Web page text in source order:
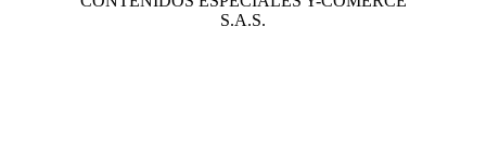
S.A.S.